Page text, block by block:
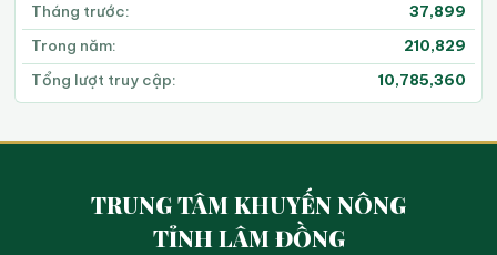
Tháng trước:
37,899
Trong năm:
210,829
Tổng lượt truy cập:
10,785,360
TRUNG TÂM KHUYẾN NÔNG
TỈNH LÂM ĐỒNG